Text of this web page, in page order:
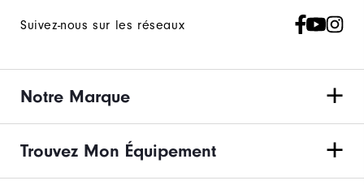
Suivez-nous sur les réseaux
Notre Marque
Trouvez Mon Équipement